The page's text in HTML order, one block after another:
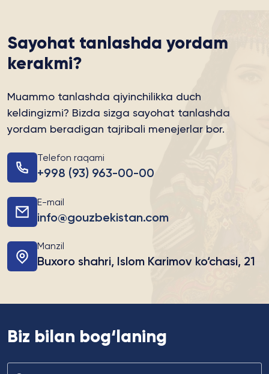
Sayohat tanlashda yordam
kerakmi?
Muammo tanlashda qiyinchilikka duch
keldingizmi? Bizda sizga sayohat tanlashda
yordam beradigan tajribali menejerlar bor.
Telefon raqami
+998 (93) 963-00-00
E-mail
info@gouzbekistan.com
Manzil
Buxoro shahri, Islom Karimov ko‘chasi, 21
Biz bilan bog‘laning